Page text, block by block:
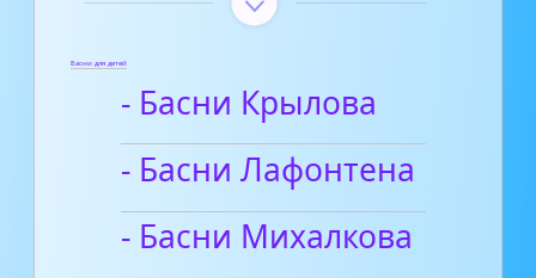
Басни для детей
- Басни Крылова
- Басни Лафонтена
- Басни Михалкова